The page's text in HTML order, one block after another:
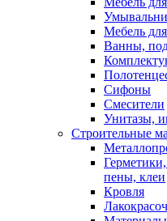
Мебель
Ванны,
Сифоны
Смесители
Унитазы,
Строительные
пены, клеи
Кровля